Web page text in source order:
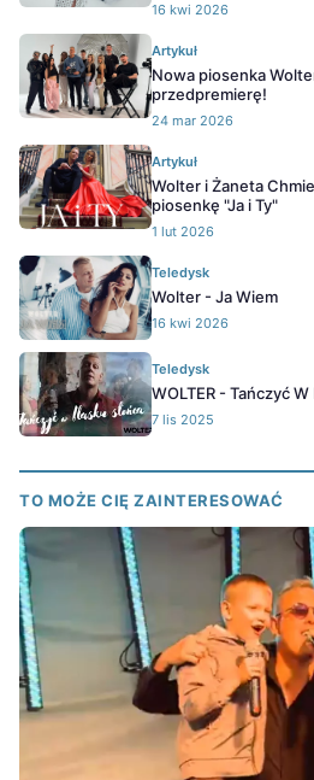
16 kwi 2026
Artykuł
Nowa piosenka
przedpremierę!
24 mar 2026
Artykuł
Wolter i Żaneta
piosenkę "Ja i Ty"
1 lut 2026
Teledysk
Wolter - Ja Wiem
16 kwi 2026
Teledysk
WOLTER - Tańczyć W
7 lis 2025
TO MOŻE CIĘ ZAINTERESOWAĆ